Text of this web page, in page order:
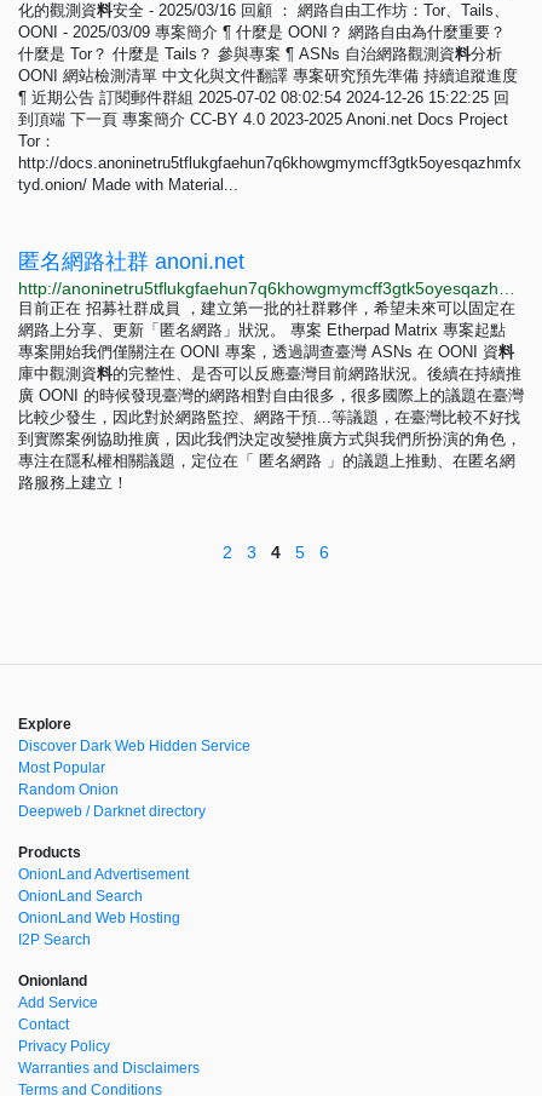
化的觀測資料安全 - 2025/03/16 回顧 ： 網路自由工作坊：Tor、Tails、
OONI - 2025/03/09 專案簡介 ¶ 什麼是 OONI？ 網路自由為什麼重要？
什麼是 Tor？ 什麼是 Tails？ 參與專案 ¶ ASNs 自治網路觀測資料分析
OONI 網站檢測清單 中文化與文件翻譯 專案研究預先準備 持續追蹤進度
¶ 近期公告 訂閱郵件群組 2025-07-02 08:02:54 2024-12-26 15:22:25 回
到頂端 下一頁 專案簡介 CC-BY 4.0 2023-2025 Anoni.net Docs Project
Tor：
http://docs.anoninetru5tflukgfaehun7q6khowgmymcff3gtk5oyesqazhmfx
tyd.onion/ Made with Material...
匿名網路社群 anoni.net
目前正在 招募社群成員 ，建立第一批的社群夥伴，希望未來可以固定在
網路上分享、更新「匿名網路」狀況。 專案 Etherpad Matrix 專案起點
專案開始我們僅關注在 OONI 專案，透過調查臺灣 ASNs 在 OONI 資料
庫中觀測資料的完整性、是否可以反應臺灣目前網路狀況。後續在持續推
廣 OONI 的時候發現臺灣的網路相對自由很多，很多國際上的議題在臺灣
比較少發生，因此對於網路監控、網路干預...等議題，在臺灣比較不好找
到實際案例協助推廣，因此我們決定改變推廣方式與我們所扮演的角色，
專注在隱私權相關議題，定位在「 匿名網路 」的議題上推動、在匿名網
路服務上建立！
2 3 4 5 6
Explore
Discover Dark Web Hidden Service
Most Popular
Random Onion
Deepweb / Darknet directory
Products
OnionLand Advertisement
OnionLand Search
OnionLand Web Hosting
I2P Search
Onionland
Add Service
Contact
Privacy Policy
Warranties and Disclaimers
Terms and Conditions